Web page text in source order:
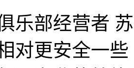
部经营者 苏
对更安全一